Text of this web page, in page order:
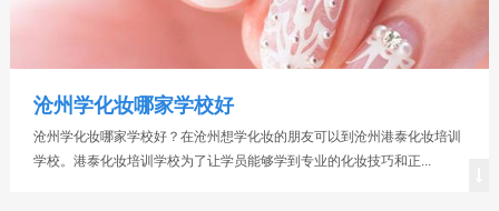
沧州港泰学校好不好？在沧州本地，沧州港泰培训学校是一所办学正规、
师资力量强大、教学经验丰富的化妆培训学校。我校成立于2002年，...
沧州学化妆哪家学校好
沧州学化妆哪家学校好？在沧州想学化妆的朋友可以到沧州港泰化妆培训
学校。港泰化妆培训学校为了让学员能够学到专业的化妆技巧和正...